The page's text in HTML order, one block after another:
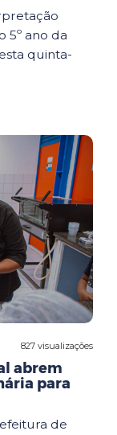
5º ano da
quinta-
827 visualizações
abrem
para
de